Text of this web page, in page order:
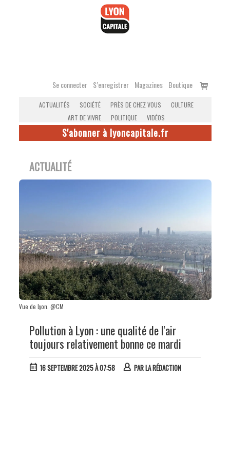
Se connecter S’enregistrer Magazines Boutique
Voir
ACTUALITÉS SOCIÉTÉ PRÈS DE CHEZ VOUS
CULTURE
ART DE VIVRE
POLITIQUE VIDÉOS
S'abonner à lyoncapitale.fr
ACTUALITÉ
Vue de Lyon. @CM
Pollution à Lyon : une qualité de l'air
toujours relativement bonne ce mardi
16 SEPTEMBRE 2025 À 07:58 PARLA RÉDACTION